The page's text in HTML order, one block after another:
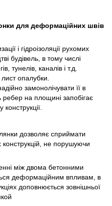
для деформаційних швів
і гідроізоляції рухомих
будівель, в тому числі
тунелів, каналів і т.д.
опалубки.
замонолічувати її в
ребер на площині запобігає
дозволяє сприймати
конструкцій, не порушуючи
між двома бетонними
деформаційним впливам, в
доповнюється зовнішньої